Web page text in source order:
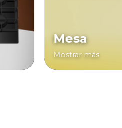
Mesa
Mostrar más